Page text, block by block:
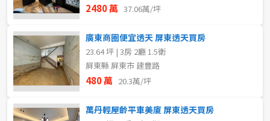
2480 萬 37.06萬/坪
廣東商圈便宜透天 屏東透天買房
23.64 坪 | 3房 2廳 1.5衛
屏東縣 屏東市 建豐路
480 萬 20.3萬/坪
萬丹輕屋齡平車美廈 屏東透天買房